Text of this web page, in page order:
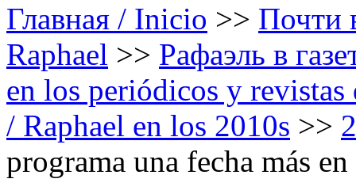
Главная / Inicio >> Почти
Raphael >> Рафаэль в
en los periódicos y
/ Raphael en los 2010s >>
programa una fecha más